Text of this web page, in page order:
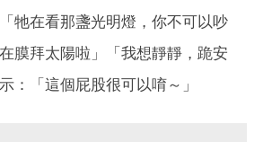
牠在看那盞光明燈，你不可以吵
膜拜太陽啦」「我想靜靜，跪安
：「這個屁股很可以唷～」